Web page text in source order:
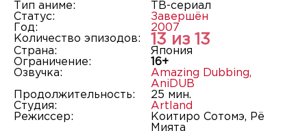
Тип аниме:
ТВ-сериал
Статус:
Завершён
Год:
2007
Количество эпизодов:
13 из 13
Страна:
Япония
Ограничение:
16+
Озвучка:
Amazing Dubbing,
AniDUB
Продолжительность:
25 мин.
Студия:
Artland
Режиссер:
Коитиро Сотомэ, Рё
Мията